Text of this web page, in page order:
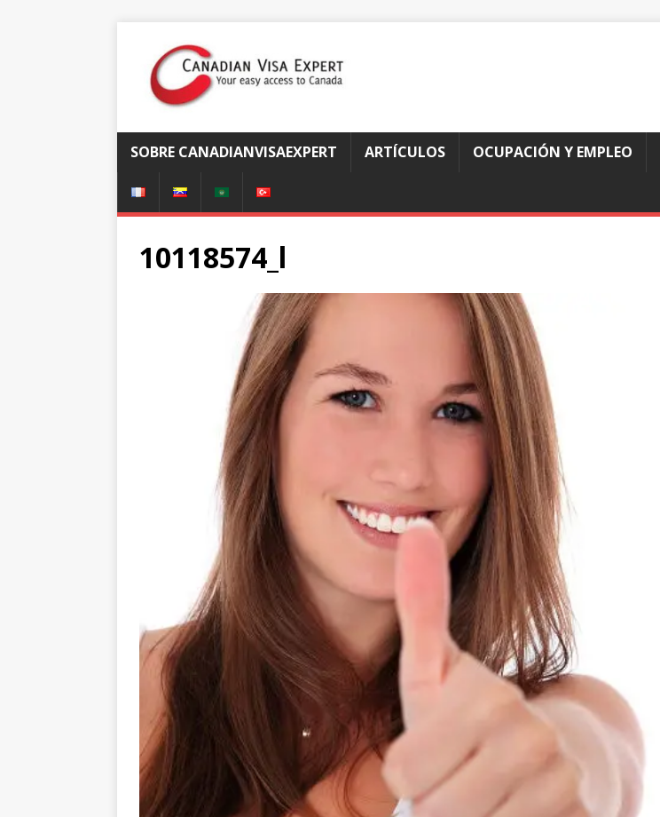
SOBRE CANADIANVISAEXPERT ARTÍCULOS OCUPACIÓN Y EMPLEO
10118574_l